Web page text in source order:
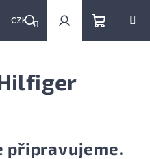
CZK
Hledat PřihlášeníNákupní
připravujeme.